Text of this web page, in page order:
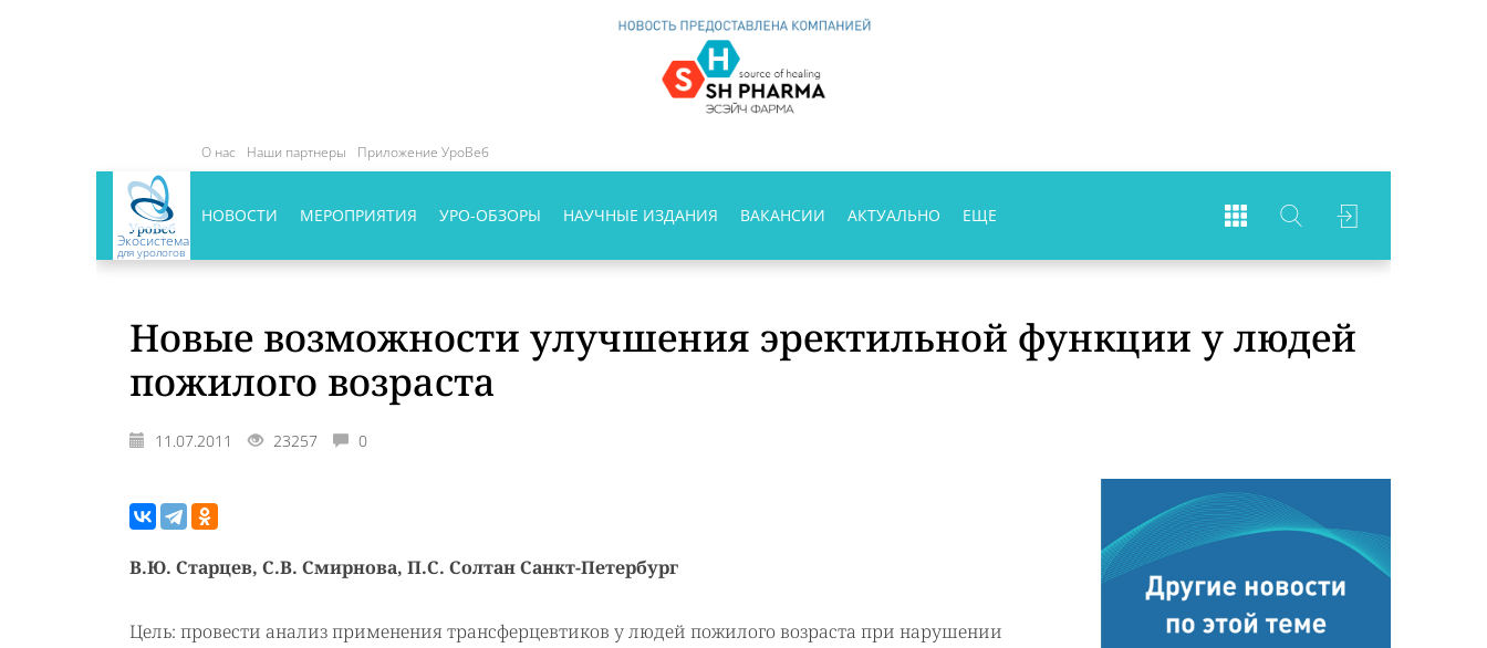
О нас Наши партнеры Приложение УроВеб
Экосистема
для урологов
НОВОСТИ МЕРОПРИЯТИЯ УРО-ОБЗОРЫ НАУЧНЫЕ ИЗДАНИЯ ВАКАНСИИ АКТУАЛЬНО ЕЩЕ
Новые возможности улучшения эректильной функции у людей
пожилого возраста
11.07.2011 23257 0
В.Ю. Старцев, С.В. Смирнова, П.С. Солтан Санкт-Петербург
Цель: провести анализ применения трансферцевтиков у людей пожилого возраста при нарушении